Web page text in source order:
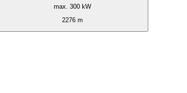
max. 300 kW
2276 m